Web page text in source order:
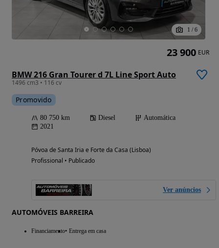
1 / 6
BMW 216 Gran Tourer d 7L Line Sport Auto
1496 cm3 • 116 cv
Promovido
80 750 km Diesel
Automática
2021
Póvoa de Santa Iria e Forte da Casa (Lisboa)
Profissional • Publicado
Ver anúncios
AUTOMÓVEIS BARREIRA
Financiamento Entrega em casa
23 900 EUR